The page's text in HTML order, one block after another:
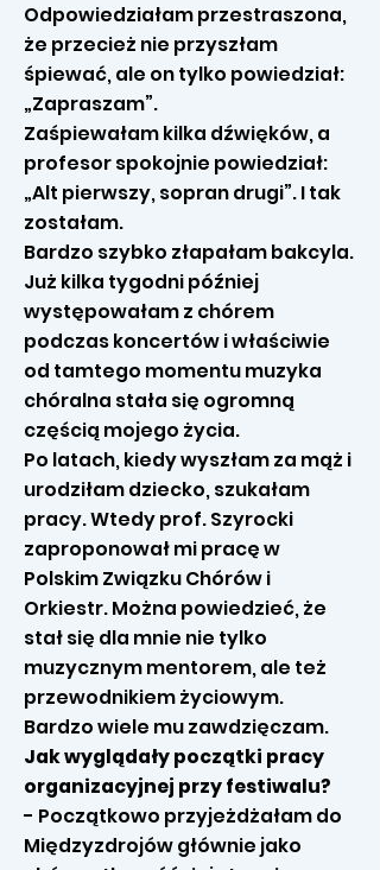
Odpowiedziałam przestraszona,
że przecież nie przyszłam
śpiewać, ale on tylko powiedział:
„Zapraszam”.
Zaśpiewałam kilka dźwięków, a
profesor spokojnie powiedział:
„Alt pierwszy, sopran drugi”. I tak
zostałam.
Bardzo szybko złapałam bakcyla.
Już kilka tygodni później
występowałam z chórem
podczas koncertów i właściwie
od tamtego momentu muzyka
chóralna stała się ogromną
częścią mojego życia.
Po latach, kiedy wyszłam za mąż i
urodziłam dziecko, szukałam
pracy. Wtedy prof. Szyrocki
zaproponował mi pracę w
Polskim Związku Chórów i
Orkiestr. Można powiedzieć, że
stał się dla mnie nie tylko
muzycznym mentorem, ale też
przewodnikiem życiowym.
Bardzo wiele mu zawdzięczam.
Jak wyglądały początki pracy
organizacyjnej przy festiwalu?
- Początkowo przyjeżdżałam do
Międzyzdrojów głównie jako